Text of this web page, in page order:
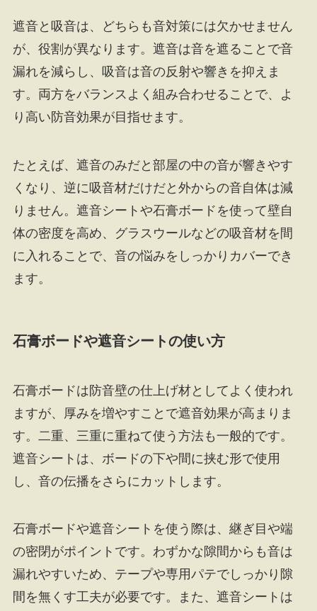
遮音と吸音は、どちらも音対策には欠かせません
が、役割が異なります。遮音は音を遮ることで音
漏れを減らし、吸音は音の反射や響きを抑えま
す。両方をバランスよく組み合わせることで、よ
り高い防音効果が目指せます。
たとえば、遮音のみだと部屋の中の音が響きやす
くなり、逆に吸音材だけだと外からの音自体は減
りません。遮音シートや石膏ボードを使って壁自
体の密度を高め、グラスウールなどの吸音材を間
に入れることで、音の悩みをしっかりカバーでき
ます。
石膏ボードや遮音シートの使い方
石膏ボードは防音壁の仕上げ材としてよく使われ
ますが、厚みを増やすことで遮音効果が高まりま
す。二重、三重に重ねて使う方法も一般的です。
遮音シートは、ボードの下や間に挟む形で使用
し、音の伝播をさらにカットします。
石膏ボードや遮音シートを使う際は、継ぎ目や端
の密閉がポイントです。わずかな隙間からも音は
漏れやすいため、テープや専用パテでしっかり隙
間を無くす工夫が必要です。また、遮音シートは